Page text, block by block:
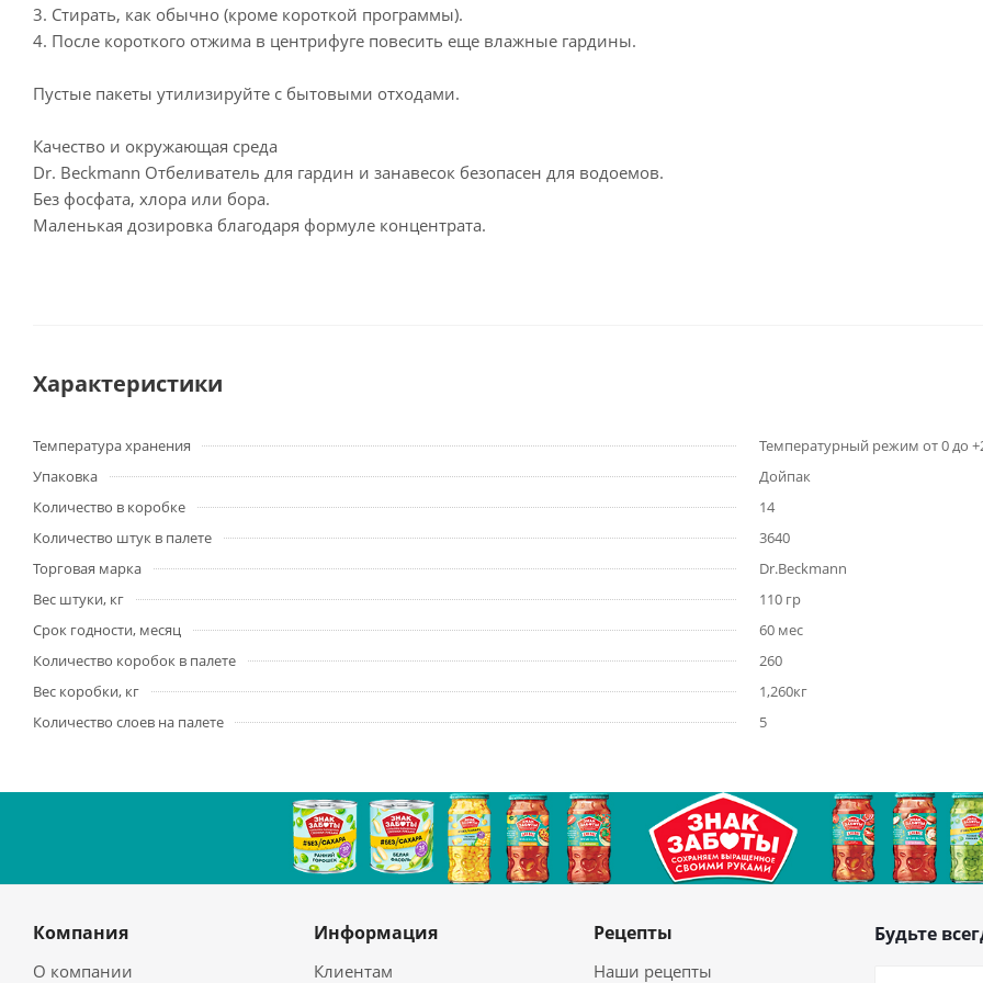
3. Стирать, как обычно (кроме короткой программы).
4. После короткого отжима в центрифуге повесить еще влажные гардины.
Пустые пакеты утилизируйте с бытовыми отходами.
Качество и окружающая среда
Dr. Beckmann Отбеливатель для гардин и занавесок безопасен для водоемов.
Без фосфата, хлора или бора.
Маленькая дозировка благодаря формуле концентрата.
Характеристики
Температура хранения
Температурный режим от 0 до
Упаковка
Дойпак
Количество в коробке
14
Количество штук в палете
3640
Торговая марка
Dr.Beckmann
Вес штуки, кг
110 гр
Срок годности, месяц
60 мес
Количество коробок в палете
260
Вес коробки, кг
1,260кг
Количество слоев на палете
5
Компания
О компании
Информация
Клиентам
Рецепты
Наши рецепты
Будьте